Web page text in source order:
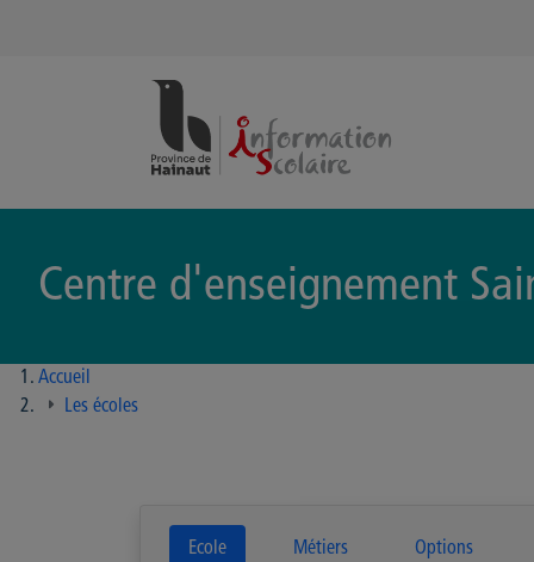
Centre d'enseignement
Accueil
Les écoles
Ecole Métiers Options